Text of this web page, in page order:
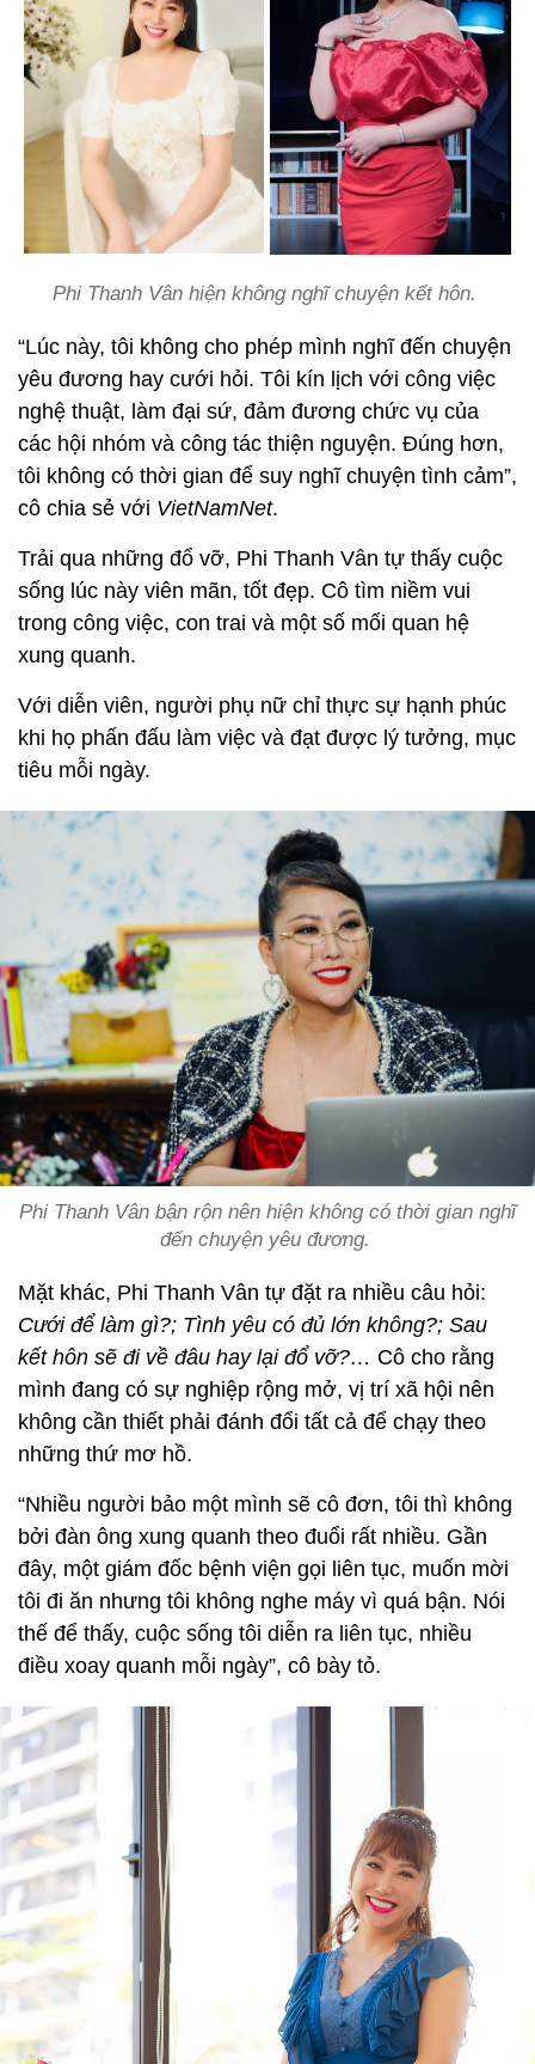
Phi Thanh Vân hiện không nghĩ chuyện kết hôn.
“Lúc này, tôi không cho phép mình nghĩ đến chuyện
yêu đương hay cưới hỏi. Tôi kín lịch với công việc
nghệ thuật, làm đại sứ, đảm đương chức vụ của
các hội nhóm và công tác thiện nguyện. Đúng hơn,
tôi không có thời gian để suy nghĩ chuyện tình cảm”,
cô chia sẻ với VietNamNet.
Trải qua những đổ vỡ, Phi Thanh Vân tự thấy cuộc
sống lúc này viên mãn, tốt đẹp. Cô tìm niềm vui
trong công việc, con trai và một số mối quan hệ
xung quanh.
Với diễn viên, người phụ nữ chỉ thực sự hạnh phúc
khi họ phấn đấu làm việc và đạt được lý tưởng, mục
tiêu mỗi ngày.
Phi Thanh Vân bận rộn nên hiện không có thời gian nghĩ
đến chuyện yêu đương.
Mặt khác, Phi Thanh Vân tự đặt ra nhiều câu hỏi:
Cưới để làm gì?; Tình yêu có đủ lớn không?; Sau
kết hôn sẽ đi về đâu hay lại đổ vỡ?… Cô cho rằng
mình đang có sự nghiệp rộng mở, vị trí xã hội nên
không cần thiết phải đánh đổi tất cả để chạy theo
những thứ mơ hồ.
“Nhiều người bảo một mình sẽ cô đơn, tôi thì không
bởi đàn ông xung quanh theo đuổi rất nhiều. Gần
đây, một giám đốc bệnh viện gọi liên tục, muốn mời
tôi đi ăn nhưng tôi không nghe máy vì quá bận. Nói
thế để thấy, cuộc sống tôi diễn ra liên tục, nhiều
điều xoay quanh mỗi ngày”, cô bày tỏ.